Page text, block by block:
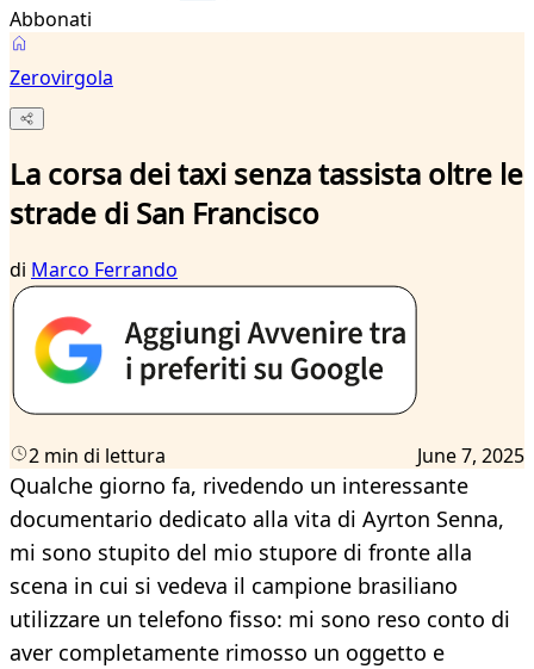
Abbonati
Zerovirgola
La corsa dei taxi senza tassista oltre le
strade di San Francisco
di Marco Ferrando
2 min di lettura June 7, 2025
Qualche giorno fa, rivedendo un interessante
documentario dedicato alla vita di Ayrton Senna,
mi sono stupito del mio stupore di fronte alla
scena in cui si vedeva il campione brasiliano
utilizzare un telefono fisso: mi sono reso conto di
aver completamente rimosso un oggetto e